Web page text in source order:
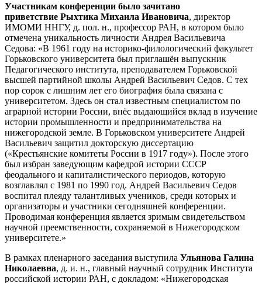
Участникам конференции было зачитано
приветствие Рыхтика Михаила Ивановича, директор
ИМОМИ ННГУ, д. пол. н., профессор РАН, в котором было
отмечена уникальность личности Андрея Васильевича
Седова: «В 1961 году на историко-филологический факультет
Горьковского университета был приглашён выпускник
Педагогического института, преподавателем Горьковской
высшей партийной школы Андрей Васильевич Седов. С тех
пор сорок с лишним лет его биография была связана с
университетом. Здесь он стал известным специалистом по
аграрной истории России, внёс выдающийся вклад в изучение
истории промышленности и предпринимательства на
нижегородской земле. В Горьковском университете Андрей
Васильевич защитил докторскую диссертацию
(«Крестьянские комитеты России в 1917 году»). После этого
был избран заведующим кафедрой истории СССР
феодального и капиталистического периодов, которую
возглавлял с 1981 по 1990 год. Андрей Васильевич Седов
воспитал плеяду талантливых учеников, среди которых и
организаторы и участники сегодняшней конференции.
Проводимая конференция является зримым свидетельством
научной преемственности, сохраняемой в Нижегородском
университете.»
В рамках пленарного заседания выступила Ульянова Галина
Николаевна, д. и. н., главный научный сотрудник Института
российской истории РАН, с докладом: «Нижегородская